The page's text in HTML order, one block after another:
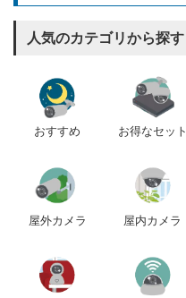
人気のカテゴリから探す
おすすめ お得なセット
屋外カメラ 屋内カメラ